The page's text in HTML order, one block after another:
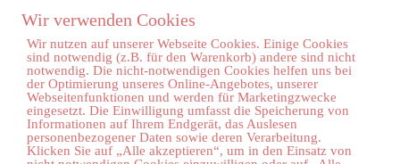
Folge mir auf Instagram
Wir verwenden Cookies
Wir nutzen auf unserer Webseite Cookies. Einige Cookies
sind notwendig (z.B. für den Warenkorb) andere sind nicht
notwendig. Die nicht-notwendigen Cookies helfen uns bei
der Optimierung unseres Online-Angebotes, unserer
Webseitenfunktionen und werden für Marketingzwecke
eingesetzt. Die Einwilligung umfasst die Speicherung von
Informationen auf Ihrem Endgerät, das Auslesen
personenbezogener Daten sowie deren Verarbeitung.
Klicken Sie auf „Alle akzeptieren“, um in den Einsatz von